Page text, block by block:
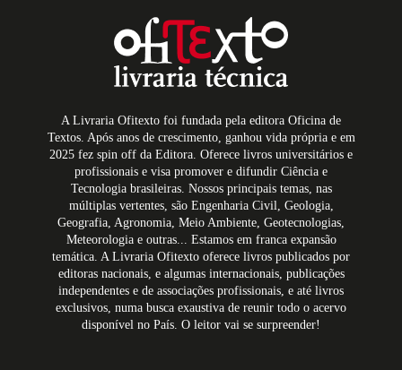
A Livraria Ofitexto foi fundada pela editora Oficina de
Textos. Após anos de crescimento, ganhou vida própria e em
2025 fez spin off da Editora. Oferece livros universitários e
profissionais e visa promover e difundir Ciência e
Tecnologia brasileiras. Nossos principais temas, nas
múltiplas vertentes, são Engenharia Civil, Geologia,
Geografia, Agronomia, Meio Ambiente, Geotecnologias,
Meteorologia e outras... Estamos em franca expansão
temática. A Livraria Ofitexto oferece livros publicados por
editoras nacionais, e algumas internacionais, publicações
independentes e de associações profissionais, e até livros
exclusivos, numa busca exaustiva de reunir todo o acervo
disponível no País. O leitor vai se surpreender!